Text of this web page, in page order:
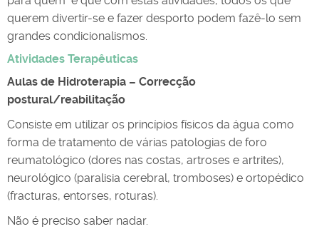
querem divertir-se e fazer desporto podem fazê-lo sem
grandes condicionalismos.
Atividades Terapêuticas
Aulas de Hidroterapia – Correcção
postural/reabilitação
Consiste em utilizar os princípios físicos da água como
forma de tratamento de várias patologias de foro
reumatológico (dores nas costas, artroses e artrites),
neurológico (paralisia cerebral, tromboses) e ortopédico
(fracturas, entorses, roturas).
Não é preciso saber nadar.